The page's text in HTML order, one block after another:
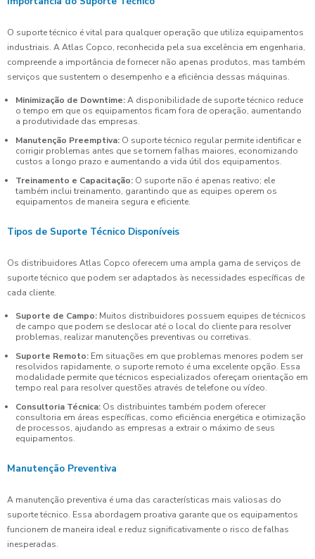
O suporte técnico é vital para qualquer operação que utiliza equipamentos
industriais. A Atlas Copco, reconhecida pela sua excelência em engenharia,
compreende a importância de fornecer não apenas produtos, mas também
serviços que sustentem o desempenho e a eficiência dessas máquinas.
Minimização de Downtime:A disponibilidade de suporte técnico reduce
o tempo em que os equipamentos ficam fora de operação, aumentando
a produtividade das empresas.
Manutenção Preemptiva: O suporte técnico regular permite identificar e
corrigir problemas antes que se tornem falhas maiores, economizando
custos a longo prazo e aumentando a vida útil dos equipamentos.
Treinamento e Capacitação: O suporte não é apenas reativo; ele
também inclui treinamento, garantindo que as equipes operem os
equipamentos de maneira segura e eficiente.
Tipos de Suporte Técnico Disponíveis
Os distribuidores Atlas Copco oferecem uma ampla gama de serviços de
suporte técnico que podem ser adaptados às necessidades específicas de
cada cliente.
Suporte de Campo: Muitos distribuidores possuem equipes de técnicos
de campo que podem se deslocar até o local do cliente para resolver
problemas, realizar manutenções preventivas ou corretivas.
Suporte Remoto: Em situações em que problemas menores podem ser
resolvidos rapidamente, o suporte remoto é uma excelente opção. Essa
modalidade permite que técnicos especializados ofereçam orientação em
tempo real para resolver questões através de telefone ou vídeo.
Consultoria Técnica: Os distribuintes também podem oferecer
consultoria em áreas específicas, como eficiência energética e otimização
de processos, ajudando as empresas a extrair o máximo de seus
equipamentos.
Manutenção Preventiva
A manutenção preventiva é uma das características mais valiosas do
suporte técnico. Essa abordagem proativa garante que os equipamentos
funcionem de maneira ideal e reduz significativamente o risco de falhas
inesperadas.